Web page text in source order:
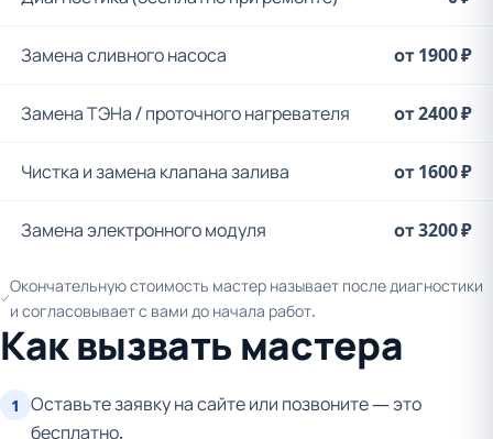
Замена сливного насоса от 1900 ₽
Замена ТЭНа / проточного нагревателя от 2400 ₽
Чистка и замена клапана залива от 1600 ₽
Замена электронного модуля от 3200 ₽
Окончательную стоимость мастер называет после диагностики
и согласовывает с вами до начала работ.
Как вызвать мастера
1
Оставьте заявку на сайте или позвоните — это
бесплатно.